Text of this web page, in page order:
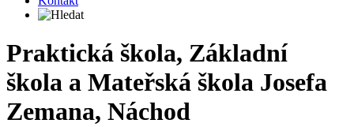
Praktická škola, Základní
škola a Mateřská škola Josefa
Zemana, Náchod